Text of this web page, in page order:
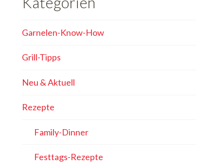
Garnelen-Know-How
Grill-Tipps
Neu & Aktuell
Rezepte
Family-Dinner
Festtags-Rezepte